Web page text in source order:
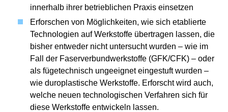
innerhalb ihrer betrieblichen Praxis einsetzen
Erforschen von Möglichkeiten, wie sich etablierte
Technologien auf Werkstoffe übertragen lassen, die
bisher entweder nicht untersucht wurden – wie im
Fall der Faserverbundwerkstoffe (GFK/CFK) – oder
als fügetechnisch ungeeignet eingestuft wurden –
wie duroplastische Werkstoffe. Erforscht wird auch,
welche neuen technologischen Verfahren sich für
diese Werkstoffe entwickeln lassen.